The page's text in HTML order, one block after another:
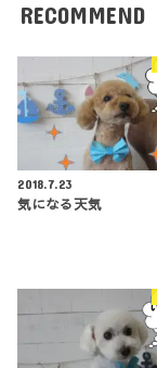
RECOMMEND
2018.7.23
気になる天気